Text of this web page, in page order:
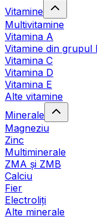
Vitamine
Multivitamine
Vitamina A
Vitamine din grupul
Vitamina C
Vitamina D
Vitamina E
Alte vitamine
Minerale
Magneziu
Zinc
Multiminerale
ZMA și ZMB
Calciu
Fier
Electroliți
Alte minerale